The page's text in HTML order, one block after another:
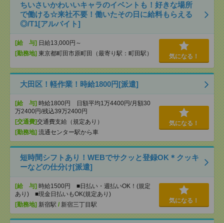
ちいさいかわいいキャラのイベントも！好きな場所
で働ける☆来社不要！働いたその日に給料もらえる
◎/T1[アルバイト]
[給 与] 日給13,000円～
[勤務地] 東京都町田市原町田（最寄り駅：町田駅） 気になる！
大田区！軽作業！時給1800円[派遣]
[給 与] 時給1800円 日額平均1万4400円/月額30
万2400円/残込39万2400円
[交通費]交通費支給（規定あり）
[勤務地] 流通センター駅から車
気になる！
短時間シフトあり！WEBでサクッと登録OK＊クッキ
ーなどの仕分け[派遣]
[給 与] 時給1500円 ■日払い・週払いOK！(規定
あり) ■現金日払いもOK(規定あり)
[勤務地] 新宿駅 / 新宿三丁目駅
気になる！